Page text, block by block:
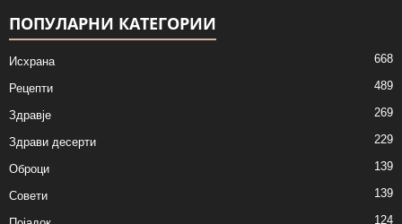
ПОПУЛАРНИ КАТЕГОРИИ
Исхрана 668
Рецепти 489
Здравје 269
Здрави десерти 229
Оброци 139
Совети 139
124